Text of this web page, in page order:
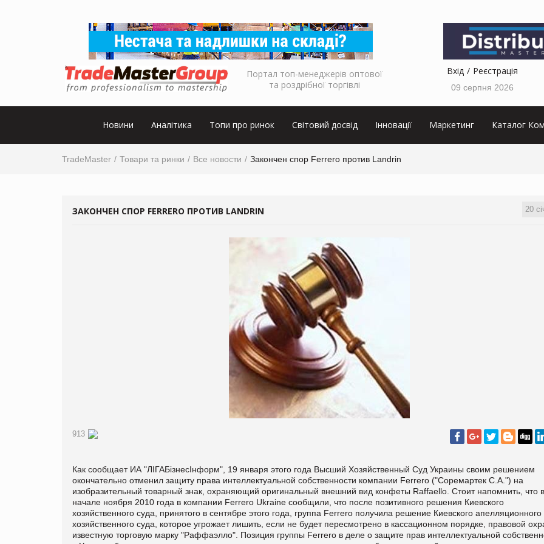
Портал топ-менеджерів оптової
та роздрібної торгівлі
Вхід Реєстрація
09 серпня 2026
Новини Аналітика Топи про ринок Світовий досвід Інновації Маркетинг Каталог
TradeMaster Товари та ринки Все новости Закончен спор Ferrero против Landrin
20
ЗАКОНЧЕН СПОР FERRERO ПРОТИВ LANDRIN
913
Как сообщает ИА "ЛІГАБізнесІнформ", 19 января этого года Высший Хозяйственный Суд Украины своим решением
окончательно отменил защиту права интеллектуальной собственности компании Ferrero ("Соремартек С.А.") на
изобразительный товарный знак, охраняющий оригинальный внешний вид конфеты Raffaello. Стоит напомнить, что в
начале ноября 2010 года в компании Ferrero Ukraine сообщили, что после позитивного решения Киевского
хозяйственного суда, принятого в сентябре этого года, группа Ferrero получила решение Киевского апелляционного
хозяйственного суда, которое угрожает лишить, если не будет пересмотрено в кассационном порядке, правовой
известную торговую марку "Раффаэлло". Позиция группы Ferrero в деле о защите прав интеллектуальной